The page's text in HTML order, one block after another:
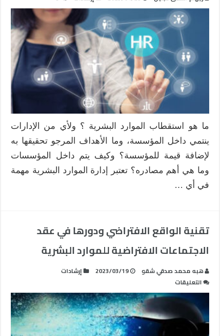
ما هو استقطاب الموارد البشرية ؟ ولأي من الإدارات
ينتمي داخل المؤسسة، وما الأهداف المرجو تحقيقها به
لإضافة قيمة للمؤسسة؟ وكيف يتم داخل المؤسسات
وما هي أهم مصادره؟ تعتبر إدارة الموارد البشرية مهمة
في أي …
تقنية الواقع الافتراضي ودورها في عقد
الاجتماعات الافتراضية للموارد البشرية
ھبه محمد صدقي شقو 2023/03/19
إرشادات
التعليقات
تقنية
الافتراضي